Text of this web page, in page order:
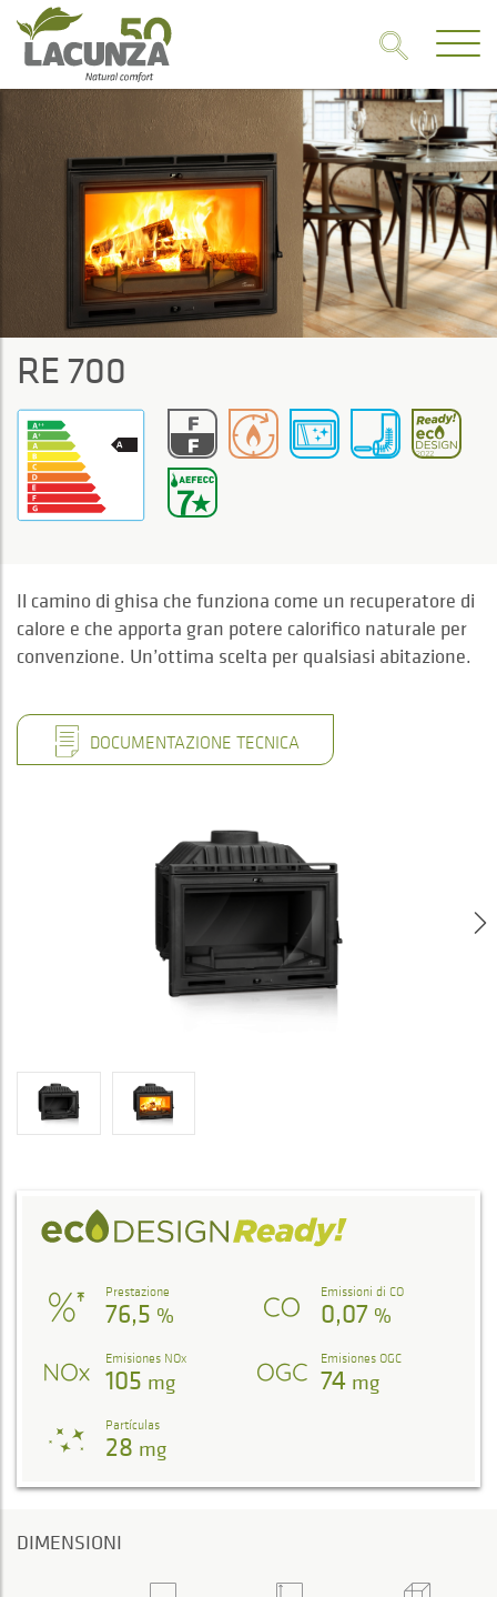
RE 700
Il camino di ghisa che funziona come un recuperatore di
calore e che apporta gran potere calorifico naturale per
convenzione. Un’ottima scelta per qualsiasi abitazione.
DOCUMENTAZIONE TECNICA
Prestazione
76,5 %
Emissioni di CO
0,07 %
Emisiones NOx
105 mg
Emisiones OGC
74 mg
Partículas
28 mg
DIMENSIONI